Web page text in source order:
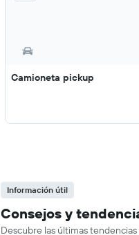
Camioneta pickup
Información útil
Consejos y
Descubre las últimas